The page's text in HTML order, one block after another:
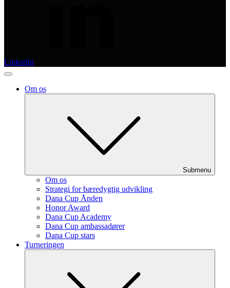
LinkedIn
Om os
Submenu
Om os
Strategi for bæredygtig udvikling
Dana Cup Ånden
Honor Award
Dana Cup Academy
Dana Cup ambassadører
Dana Cup stars
Turneringen